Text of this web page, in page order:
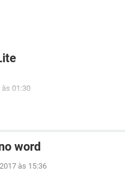
01:30
word
às 15:36